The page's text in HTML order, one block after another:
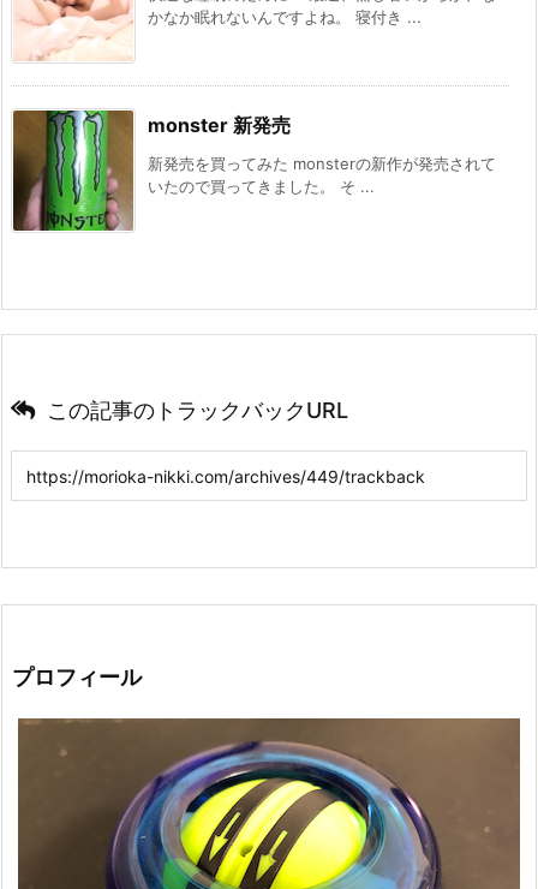
かなか眠れないんですよね。 寝付き ...
monster 新発売
新発売を買ってみた monsterの新作が発売されて
いたので買ってきました。 そ ...
この記事のトラックバックURL
プロフィール